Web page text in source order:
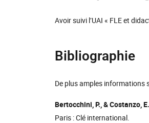
Avoir suivi l’UAI « FLE et
Bibliographie
De plus amples informations
Bertocchini, P., & Costanzo,
Paris : Clé international.